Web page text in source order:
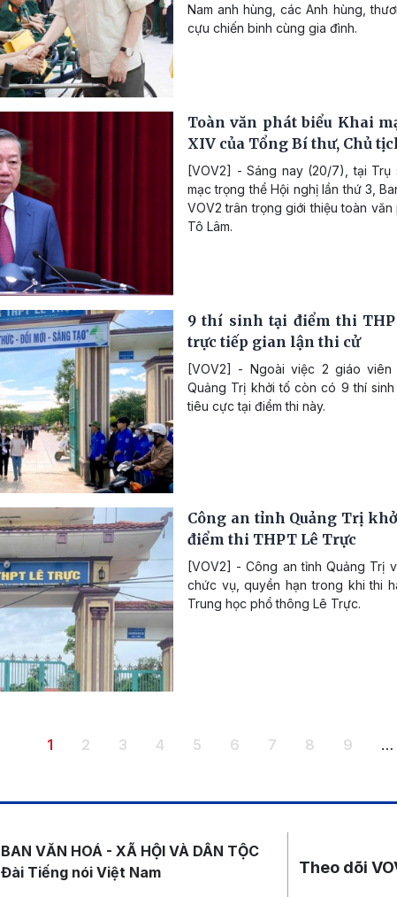
Nam anh hùng, các Anh hùng,
cựu chiến binh cùng gia đình.
Toàn văn phát biểu Khai
XIV của Tổng Bí thư, Chủ
[VOV2] - Sáng nay (20/7), tại
mạc trọng thể Hội nghị lần thứ 3,
VOV2 trân trọng giới thiệu toàn
Tô Lâm.
9 thí sinh tại điểm thi
trực tiếp gian lận thi cử
[VOV2] - Ngoài việc 2 giáo
Quảng Trị khởi tố còn có 9 thí
tiêu cực tại điểm thi này.
Công an tỉnh Quảng Trị
điểm thi THPT Lê Trực
[VOV2] - Công an tỉnh Quảng Trị
chức vụ, quyền hạn trong khi thi
Trung học phổ thông Lê Trực.
Trang hiện thời
1 Trang
2 Trang
3 Trang
4 Trang
5 Trang
6 Trang
7 Trang
8 Trang
9 …
BAN VĂN HOÁ - XÃ HỘI VÀ DÂN TỘC
Đài Tiếng nói Việt Nam
Mạng
Theo dõi